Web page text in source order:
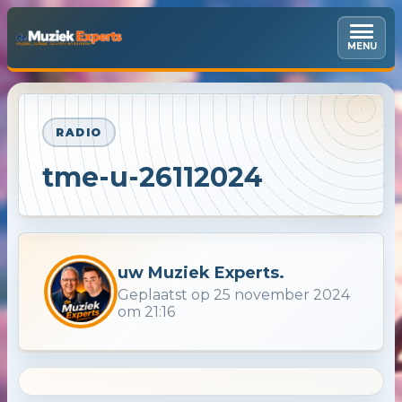
MENU
RADIO
tme-u-26112024
uw Muziek Experts.
Geplaatst op 25 november 2024
om 21:16